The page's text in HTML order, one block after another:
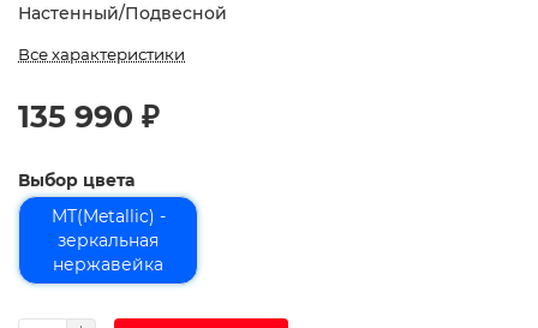
Настенный/Подвесной
Все характеристики
135 990 ₽
Выбор цвета
MT(Metallic) -
зеркальная
нержавейка